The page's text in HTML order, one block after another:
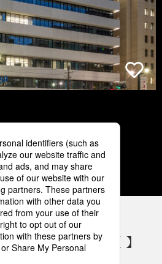
3 4 5
気設備 SNSアカウント